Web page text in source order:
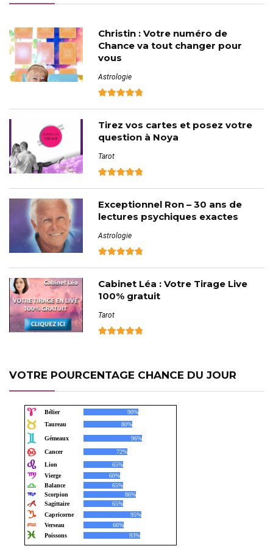
Christin : Votre numéro de
Chance va tout changer pour
vous
Astrologie
Tirez vos cartes et posez votre
question à Noya
Tarot
Exceptionnel Ron – 30 ans de
lectures psychiques exactes
Astrologie
Cabinet Léa : Votre Tirage Live
100% gratuit
Tarot
VOTRE POURCENTAGE CHANCE DU JOUR